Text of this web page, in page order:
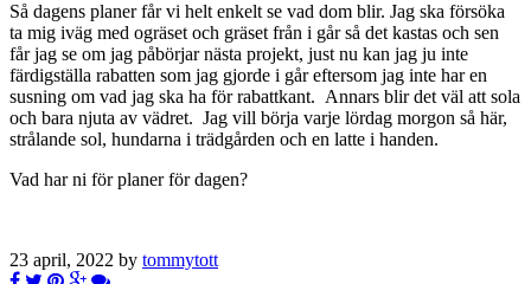
Så dagens planer får vi helt enkelt se vad dom blir. Jag ska försöka
ta mig iväg med ogräset och gräset från i går så det kastas och sen
får jag se om jag påbörjar nästa projekt, just nu kan jag ju inte
färdigställa rabatten som jag gjorde i går eftersom jag inte har en
susning om vad jag ska ha för rabattkant. Annars blir det väl att sola
och bara njuta av vädret. Jag vill börja varje lördag morgon så här,
strålande sol, hundarna i trädgården och en latte i handen.
Vad har ni för planer för dagen?
23 april, 2022 by tommytott